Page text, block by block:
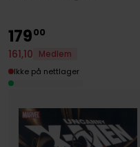
17900
161,10
Medlem
Ikke på nettlager